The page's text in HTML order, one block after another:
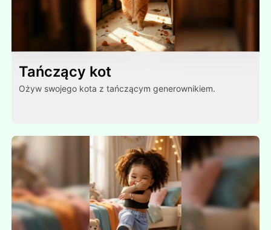
Tańczący kot
Ożyw swojego kota z tańczącym generownikiem.